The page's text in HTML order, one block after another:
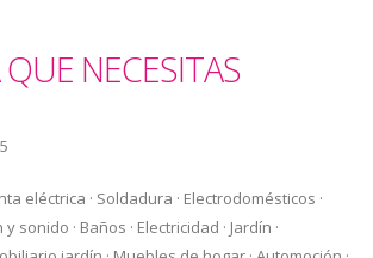
NECESITAS
eléctrica · Soldadura · Electrodomésticos ·
sonido · Baños · Electricidad · Jardín ·